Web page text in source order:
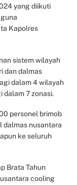
yang diikuti
Kapolres
sistem wilayah
dan dalmas
dalam 4 wilayah
dalam 7 zonasi.
personel brimob
dalmas nusantara
ke seluruh
Brata Tahun
cooling